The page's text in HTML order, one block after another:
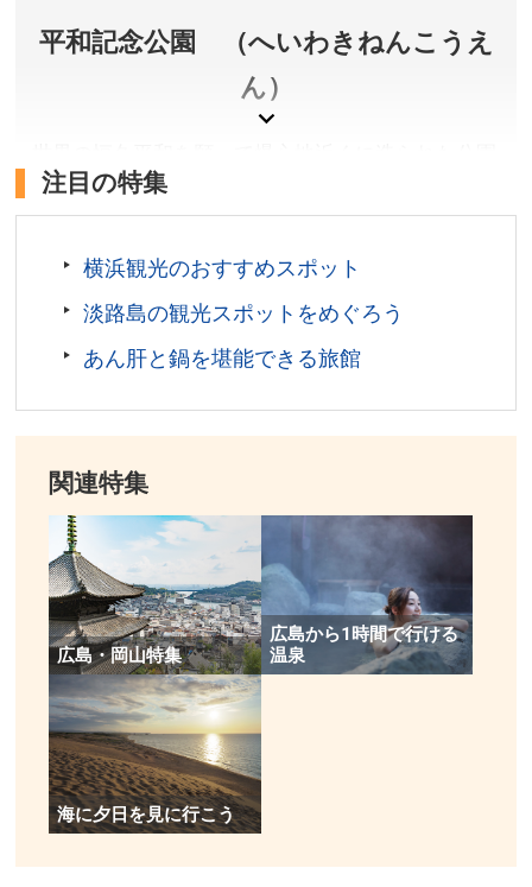
アクセス／JR広島駅より路面電車(宮島口・江波方面行)
で「原爆ドーム前」下車すぐ
所在地／広島県広島市中区中島町1-2
お問い合わせ／082-241-4004
平和記念公園 （へいわきねんこうえ
ん）
には、世界遺産に登録されている原爆ドームや広島
平和記念資料館などの施設があり、平和への願いで
鳴らされる平和の鐘の音は、「残したい日本の音風
景１００選」にも選出されています。
料金／無料
アクセス／JR広島駅より路面電車(宮島口・江波方面行)
所在地／広島県広島市中区中島町1
お問い合わせ／082-504-2390(都市整備局 緑化推進部
緑政課 企画管理係)
注目の特集
横浜観光のおすすめスポット
淡路島の観光スポットをめぐろう
あん肝と鍋を堪能できる旅館
関連特集
広島・岡山特集
広島から1時間で行ける
温泉
海に夕日を見に行こう